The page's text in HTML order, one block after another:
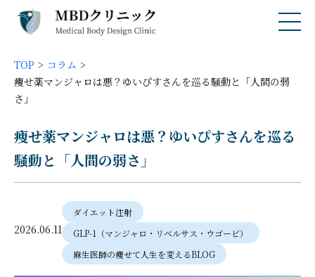
TOP
コラム
痩せ薬マンジャロは悪？ゆいぴすさんを巡る騒動と「人間の弱
さ」
痩せ薬マンジャロは悪？ゆいぴすさんを巡る
騒動と「人間の弱さ」
2026.06.11
ダイエット注射
GLP-1（マンジャロ・リベルサス・ウゴービ）
麻生医師の痩せて人生を変えるBLOG